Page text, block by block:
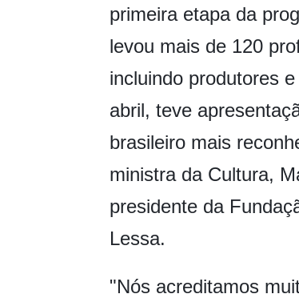
primeira etapa da
levou mais de 120
incluindo produtores
abril, teve
brasileiro mais
ministra da Cultura,
presidente da
Lessa.
"Nós acreditamos